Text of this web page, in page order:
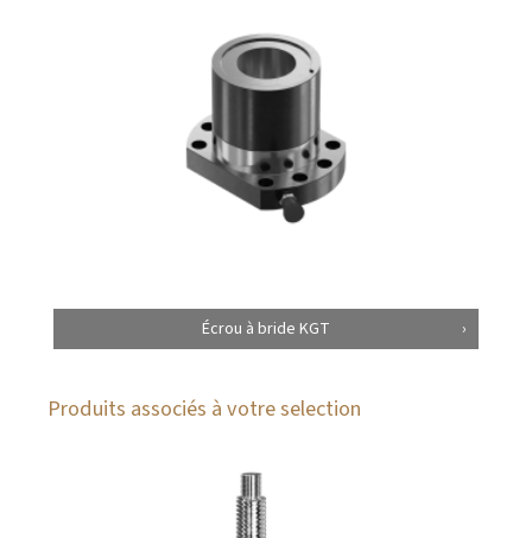
Écrou à bride KGT
Produits associés à votre selection